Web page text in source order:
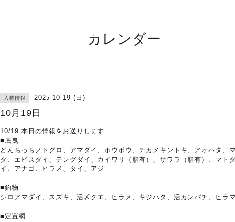
カレンダー
入荷情報 2025-10-19 (日)
10月19日
10/19 本日の情報をお送りします
■底曳
どんちっちノドグロ、アマダイ、ホウボウ、チカメキントキ、アオハタ、
タ、エビスダイ、テングダイ、カイワリ（脂有）、サワラ（脂有）、マトダ
イ、アナゴ、ヒラメ、タイ、アジ
■釣物
シロアマダイ、スズキ、活〆クエ、ヒラメ、キジハタ、活カンパチ、ヒラ
■定置網